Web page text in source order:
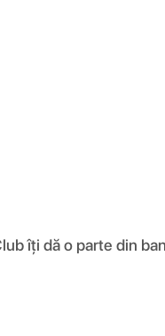
îți dă o parte din